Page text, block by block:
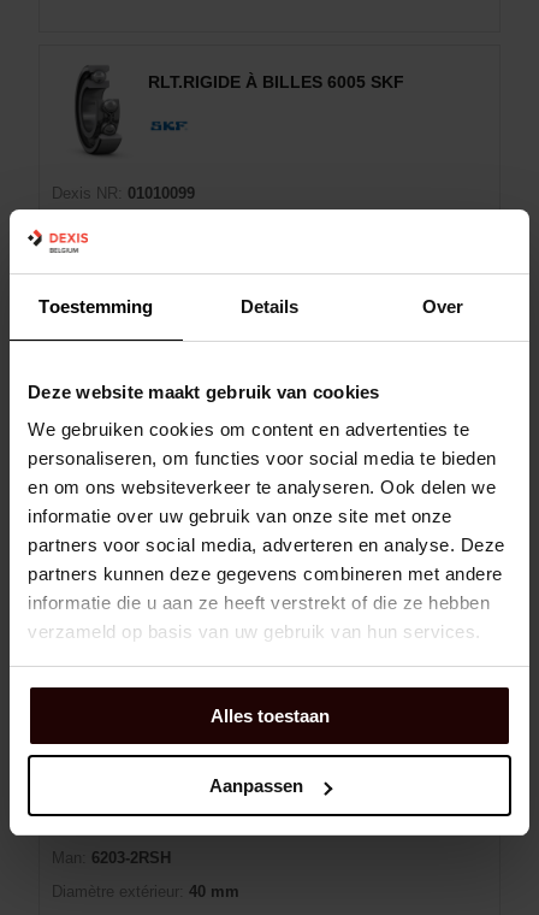
Toestemming Details Over
Deze website maakt gebruik van cookies
We gebruiken cookies om content en advertenties te
personaliseren, om functies voor social media te bieden
en om ons websiteverkeer te analyseren. Ook delen we
informatie over uw gebruik van onze site met onze
partners voor social media, adverteren en analyse. Deze
partners kunnen deze gegevens combineren met andere
informatie die u aan ze heeft verstrekt of die ze hebben
verzameld op basis van uw gebruik van hun services.
Alles toestaan
Aanpassen
RLT.RIGIDE À BILLES 6005 SKF
Dexis NR:
01010099
Étanchéité du roulement: Sans joint
Haute température: Non
En stock : disponible 3 jour(s) de livraison
RLT.RIGIDE À BILLES 6203-2RSH SKF
Dexis NR: 01010197
6203-2RSH
Diamètre extérieur: 40 mm